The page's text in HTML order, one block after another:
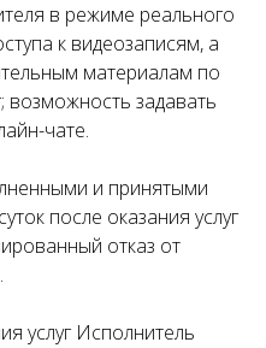
в режиме реального
к видеозаписям, а
материалам по
возможность задавать
чате.
и принятыми
после оказания услуг
отказ от
услуг Исполнитель